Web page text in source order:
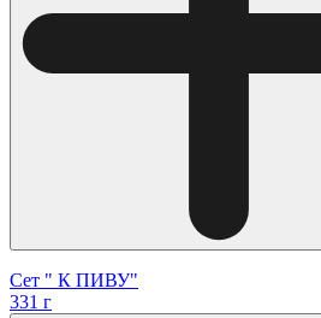
Сет " К ПИВУ"
331 г